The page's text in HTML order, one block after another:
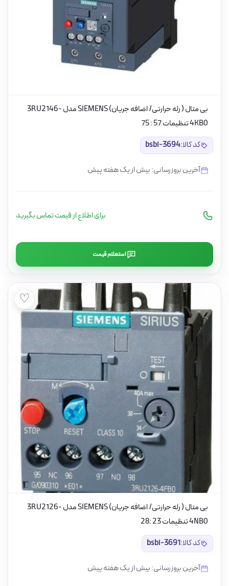
بی متال ( رله حرارتی/ اضافه جریان) SIEMENS مدل 3RU2146-
4KB0 تنظیمات 57 : 75
کد کالا:bsbi-3694
آخرین بروزرسانی: بیش از یک هفته پیش
برای اطلاع از قیمت تماس بگیرید
استعلام قیمت
♡
بی متال ( رله حرارتی/ اضافه جریان) SIEMENS مدل 3RU2126-
4NB0 تنظیمات 23 :28
کد کالا:bsbi-3691
آخرین بروزرسانی: بیش از یک هفته پیش